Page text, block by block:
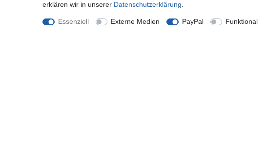
10er Pack
erklären wir in unserer Daten­schutz­erklärung
Essenziell Externe Medien PayPal Funktional